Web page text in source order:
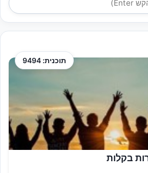
תוכנית: 9494
בקלות